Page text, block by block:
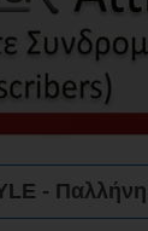
- Παλλήνη